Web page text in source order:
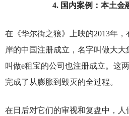
4. 国内案例：本土金
在《华尔街之狼》上映的2013年
岸的中国注册成立，名字叫做大
叫做e租宝的公司也注册成立。这
完成了从膨胀到毁灭的全过程。
在日后对它们的审视和复盘中，人